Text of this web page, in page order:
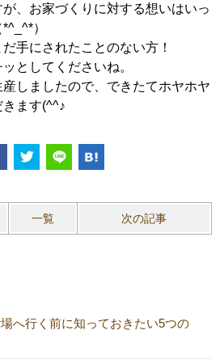
、お家づくりに対する想いはいっ
）
手にされたことのない方！
としてくださいね。
しましたので、できたてホヤホヤ
ます(^^♪
一覧 次の記事
へ行く前に知っておきたい5つの